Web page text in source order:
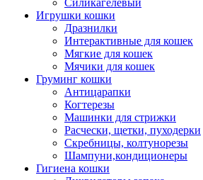
Силикагелевый
Игрушки кошки
Дразнилки
Интерактивные для кошек
Мягкие для кошек
Мячики для кошек
Груминг кошки
Антицарапки
Когтерезы
Машинки для стрижки
Расчески, щетки, пуходерки
Скребницы, колтунорезы
Шампуни,кондиционеры
Гигиена кошки